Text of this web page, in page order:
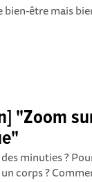
bien-être mais
"Zoom
minuties ?
corps ?